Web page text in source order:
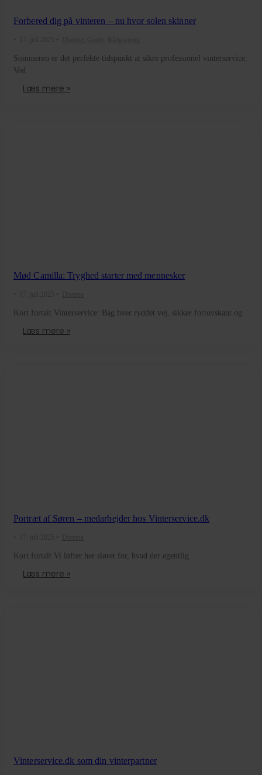
Forbered dig på vinteren – nu hvor solen skinner
Sommeren er det perfekte tidspunkt at sikre professionel vinterservice.
Ved
Læs mere »
Mød Camilla: Tryghed starter med mennesker
Kort fortalt Vinterservice: Bag hver ryddet vej, sikker fortovskant og
Læs mere »
Portræt af Søren – medarbejder hos Vinterservice.dk
Kort fortalt Vi løfter her sløret for, hvad der egentlig
Læs mere »
Vinterservice.dk som din vinterpartner